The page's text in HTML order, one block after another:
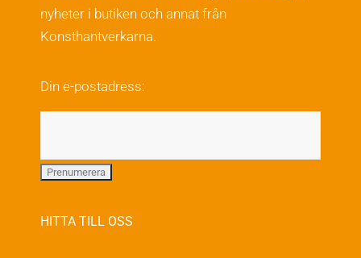
nyheter i butiken och annat från
Konsthantverkarna.
Din e-postadress:
HITTA TILL OSS